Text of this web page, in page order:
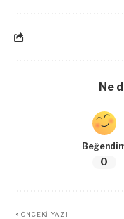
Ne
0
ÖNCEKI YAZI